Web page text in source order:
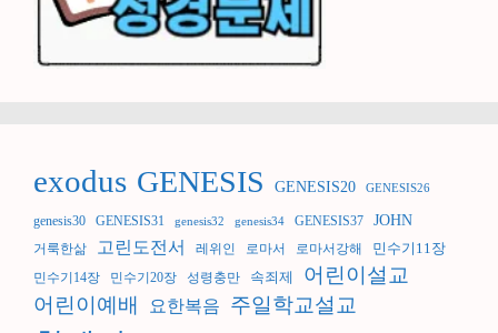
exodus GENESIS GENESIS20 GENESIS26
genesis30 GENESIS31 genesis32 genesis34 GENESIS37 JOHN
거룩한삶 고린도전서 레위인 로마서 로마서강해 민수기11장
민수기14장 민수기20장 성령충만 속죄제
어린이설교
어린이예배
요한복음 주일학교설교